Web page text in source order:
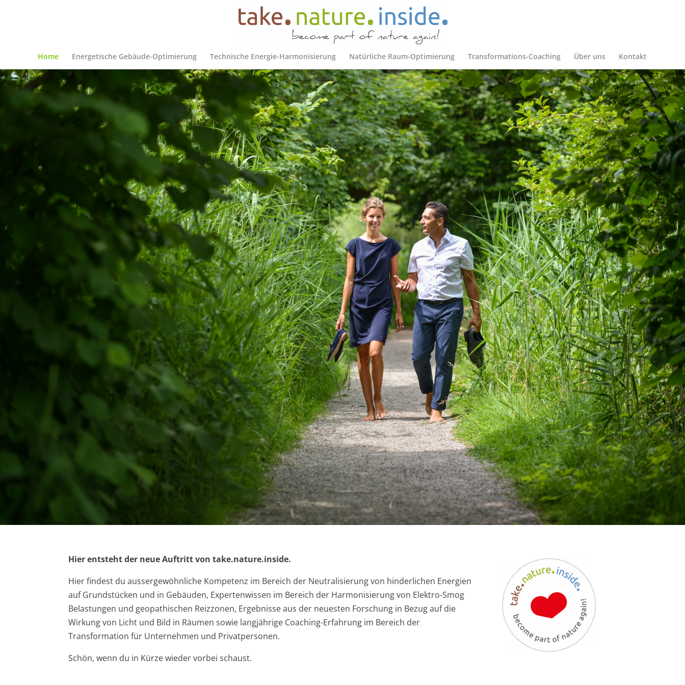
Home Energetische Gebäude-Optimierung Technische Energie-Harmonisierung Natürliche Raum-Optimierung Transformations-Coaching Über uns Kontakt
Hier entsteht der neue Auftritt von take.nature.inside.
Hier findest du aussergewöhnliche Kompetenz im Bereich der Neutralisierung von hinderlichen Energien
auf Grundstücken und in Gebäuden, Expertenwissen im Bereich der Harmonisierung von Elektro-Smog
Belastungen und geopathischen Reizzonen, Ergebnisse aus der neuesten Forschung in Bezug auf die
Wirkung von Licht und Bild in Räumen sowie langjährige Coaching-Erfahrung im Bereich der
Transformation für Unternehmen und Privatpersonen.
Schön, wenn du in Kürze wieder vorbei schaust.